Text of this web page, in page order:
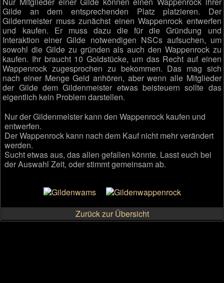
Gilde an dem entsprechenden Platz platzieren. Der
Gildenmeister muss zunächst einen Wappenrock entwerfen
und kaufen. Er muss dazu die für die Gründung und
Interaktion einer Gilde notwendigen NSCs aufsuchen, um
sowohl die Gilde zu gründen als auch den Wappenrock zu
kaufen. Ihr braucht 10 Goldstücke, um das Recht auf einen
Wappenrock zugesprochen zu bekommen. Das mag sich
nach einer Menge Geld anhören, aber wenn alle Mitglieder
der Gilde dem Gildenmeister etwas beisteuern sollte das
eigentlich kein Problem darstellen.
Nur der Gildenmeister kann den Wappenrock kaufen und
entwerfen.
Der Wappenrock kann nach dem Kauf nicht mehr verändert
werden.
Sucht etwas aus, das allen gefallen könnte. Lasst euch bei
der Auswahl Zeit, oder stimmt gemeinsam ab.
Zurück zur Übersicht